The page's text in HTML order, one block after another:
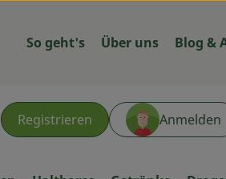
So geht's Über uns Blog &
Registrieren Anmelden